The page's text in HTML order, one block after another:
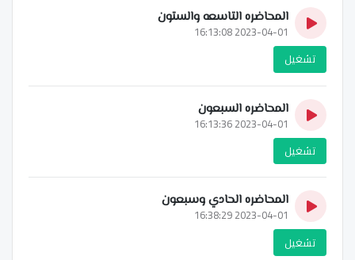
المحاضره التاسعه والستون
2023-04-01 16:13:08
تشغيل
المحاضره السبعون
2023-04-01 16:13:36
تشغيل
المحاضره الحادي وسبعون
2023-04-01 16:38:29
تشغيل